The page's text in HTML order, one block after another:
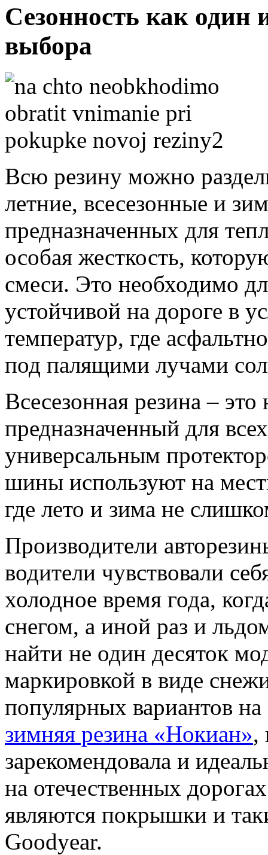
Сезонность как один
выбора
Всю резину можно
летние, всесезонные и
предназначенных для
особая жесткость,
смеси. Это необходимо
устойчивой на дороге в
температур, где
под палящими лучами
Всесезонная резина –
предназначенный для
универсальным
шины используют на
где лето и зима не
Производители
водители чувствовали
холодное время года,
снегом, а иной раз и
найти не один десяток
маркировкой в виде
популярных вариантов
зимняя резина «Нокиан»,
зарекомендовала и
на отечественных
являются покрышки и
Goodyear.